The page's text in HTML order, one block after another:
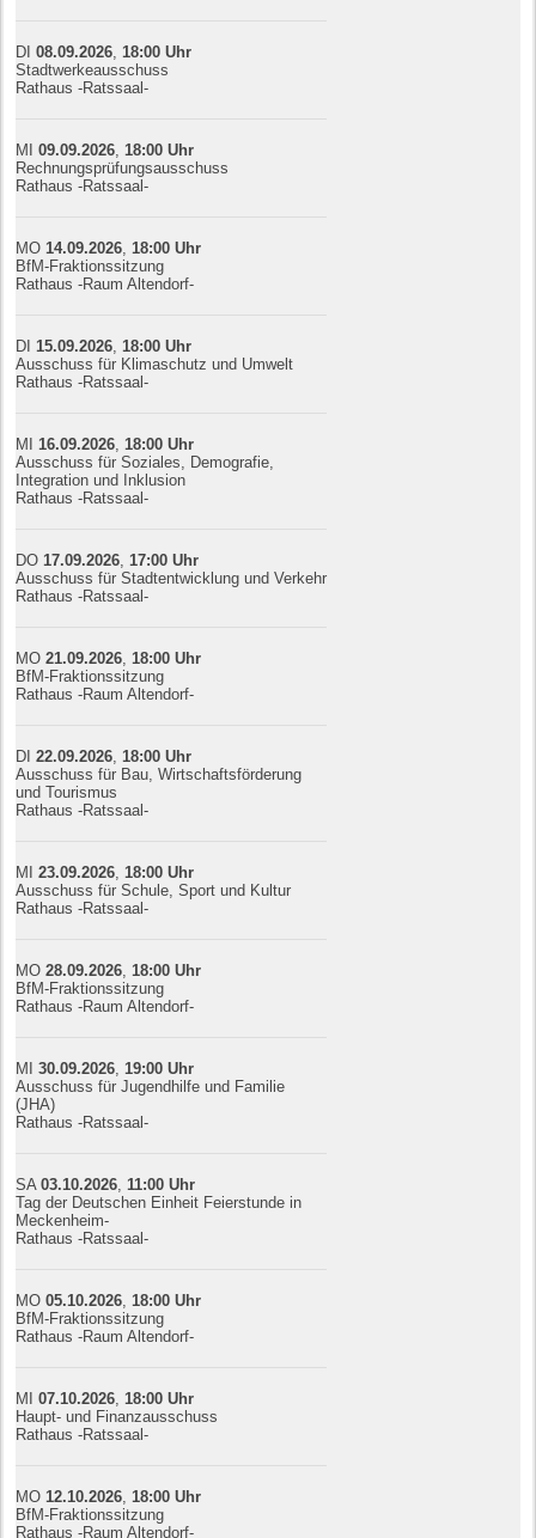
DI08.09.2026 18:00 Uhr
Stadtwerkeausschuss
Rathaus -Ratssaal-
MI09.09.2026 18:00 Uhr
Rechnungsprüfungsausschuss
Rathaus -Ratssaal-
MO 14.09.2026 18:00 Uhr
BfM-Fraktionssitzung
Rathaus -Raum Altendorf-
DI 15.09.2026 18:00 Uhr
Ausschuss für Klimaschutz und Umwelt
Rathaus -Ratssaal-
MI 16.09.2026 18:00 Uhr
Ausschuss für Soziales, Demografie,
Integration und Inklusion
Rathaus -Ratssaal-
DO 17.09.2026 17:00 Uhr
Ausschuss für Stadtentwicklung und Verkehr
Rathaus -Ratssaal-
MO21.09.2026 18:00 Uhr
BfM-Fraktionssitzung
Rathaus -Raum Altendorf-
DI22.09.2026 18:00 Uhr
Ausschuss für Bau, Wirtschaftsförderung
und Tourismus
Rathaus -Ratssaal-
MI23.09.2026 18:00 Uhr
Ausschuss für Schule, Sport und Kultur
Rathaus -Ratssaal-
MO28.09.2026 18:00 Uhr
BfM-Fraktionssitzung
Rathaus -Raum Altendorf-
MI30.09.2026 19:00 Uhr
Ausschuss für Jugendhilfe und Familie
(JHA)
Rathaus -Ratssaal-
SA03.10.2026 11:00 Uhr
Tag der Deutschen Einheit Feierstunde in
Meckenheim-
Rathaus -Ratssaal-
MO05.10.2026 18:00 Uhr
BfM-Fraktionssitzung
Rathaus -Raum Altendorf-
MI07.10.2026 18:00 Uhr
Haupt- und Finanzausschuss
Rathaus -Ratssaal-
MO 12.10.2026 18:00 Uhr
BfM-Fraktionssitzung
Rathaus -Raum Altendorf-